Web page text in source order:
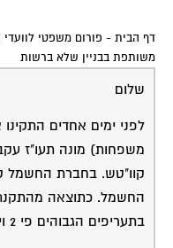
דף הבית - פורום משפטי
משותפת בבניין שלא ברשות
שלום
קוו"טש. בחברת החשמל
החשמל. כתוצאה
בתעריפים הגבוהים פי 2 ויותר מהתעריף הבייתי.